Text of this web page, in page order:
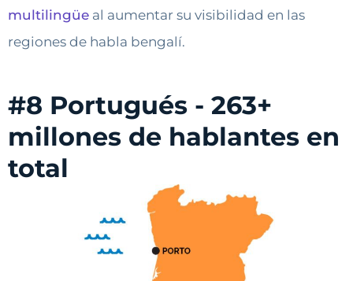
multilingüe al aumentar su visibilidad en las
regiones de habla bengalí.
#8 Portugués - 263+
millones de hablantes en
total